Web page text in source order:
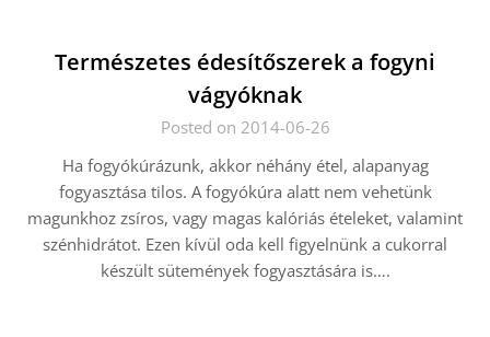
Természetes édesítőszerek a fogyni
vágyóknak
Posted on 2014-06-26
Ha fogyókúrázunk, akkor néhány étel, alapanyag
fogyasztása tilos. A fogyókúra alatt nem vehetünk
magunkhoz zsíros, vagy magas kalóriás ételeket, valamint
szénhidrátot. Ezen kívül oda kell figyelnünk a cukorral
készült sütemények fogyasztására is….